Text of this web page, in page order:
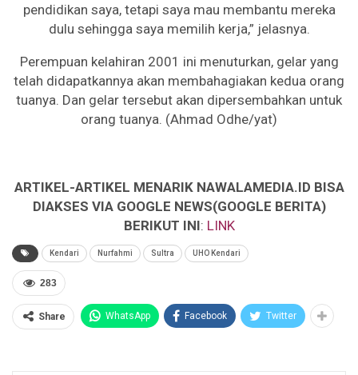
pendidikan saya, tetapi saya mau membantu mereka
dulu sehingga saya memilih kerja,” jelasnya.
Perempuan kelahiran 2001 ini menuturkan, gelar yang
telah didapatkannya akan membahagiakan kedua orang
tuanya. Dan gelar tersebut akan dipersembahkan untuk
orang tuanya. (Ahmad Odhe/yat)
ARTIKEL-ARTIKEL MENARIK NAWALAMEDIA.ID BISA
DIAKSES VIA GOOGLE NEWS(GOOGLE BERITA)
BERIKUT INI: LINK
Kendari Nurfahmi Sultra UHO Kendari
283
Share WhatsApp Facebook Twitter